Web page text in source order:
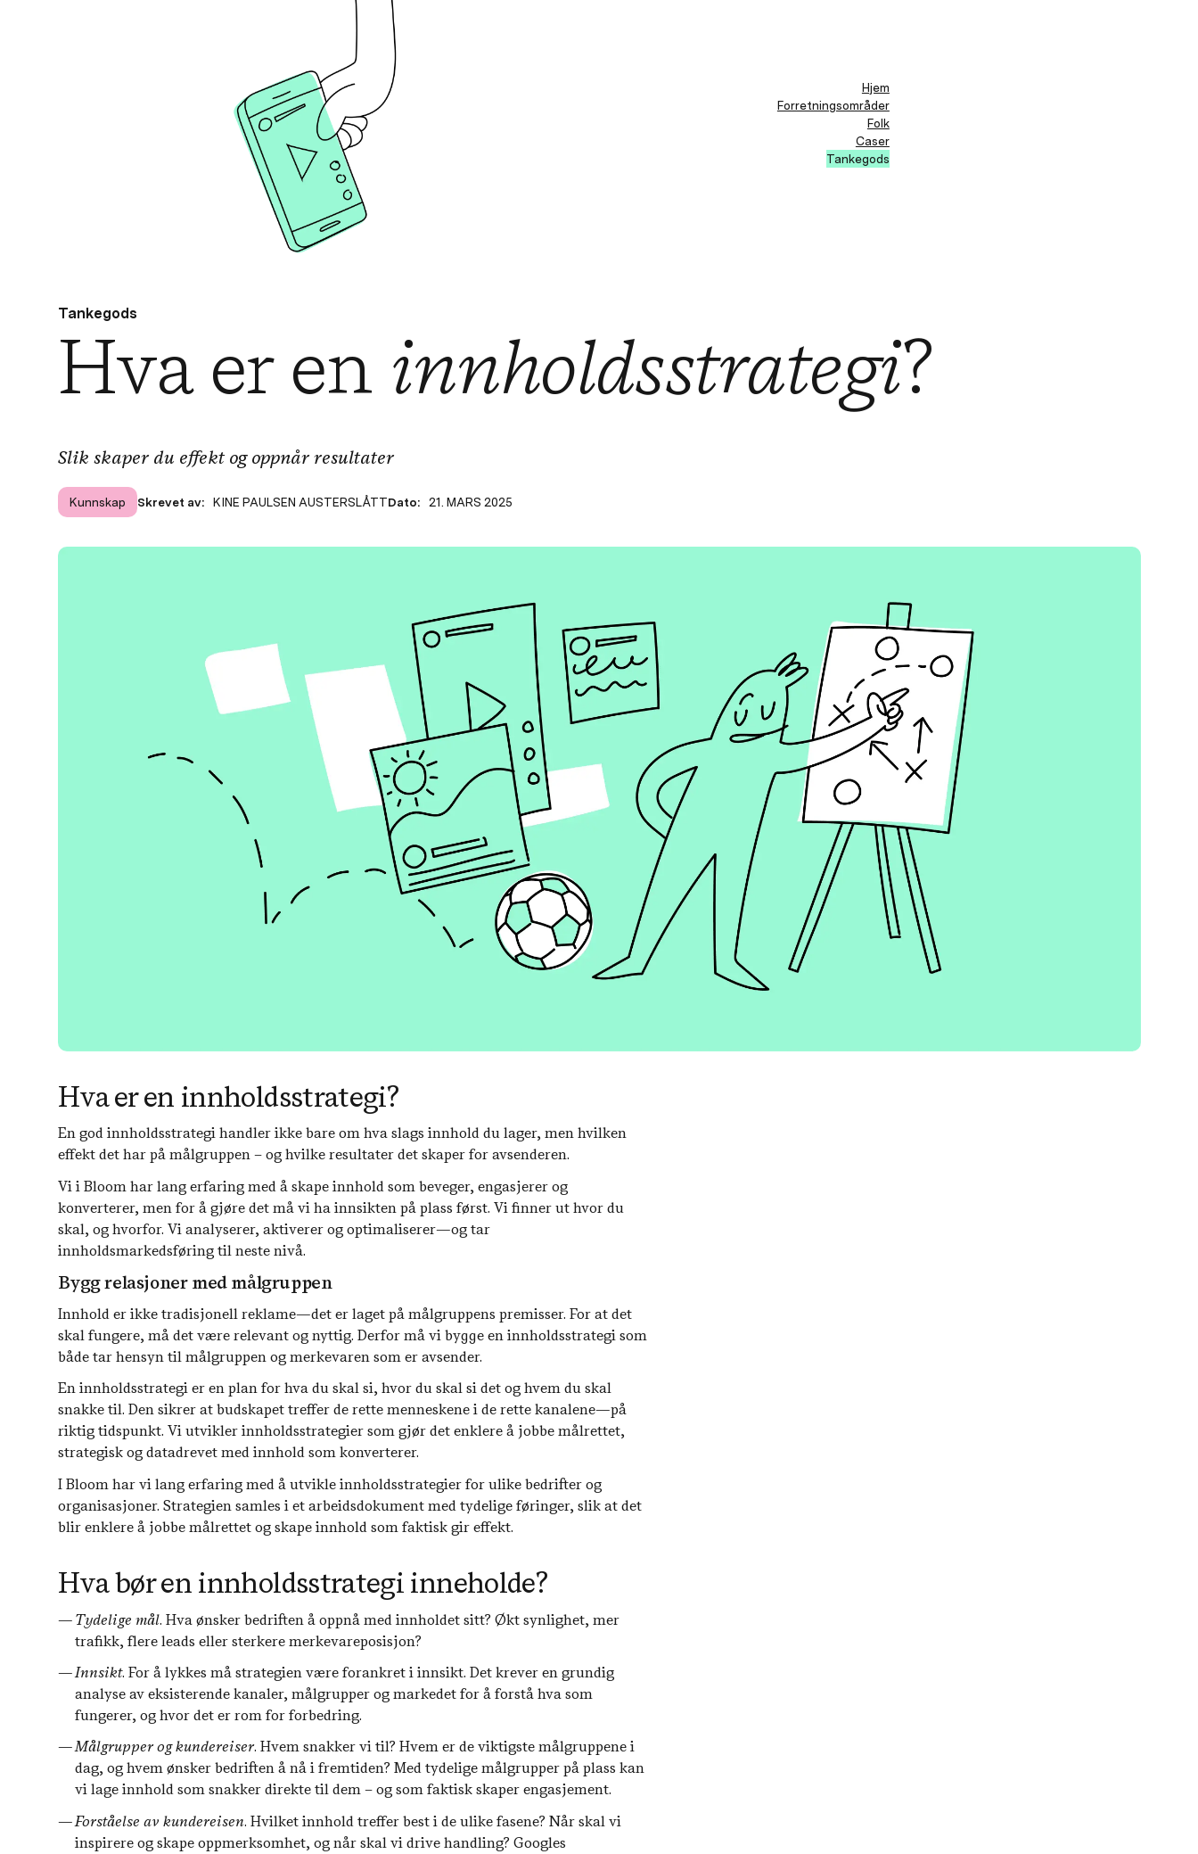
Hjem
Forretningsområder
Folk
Caser
Tankegods
Tankegods
Hva er en innholdsstrategi?
Slik skaper du effekt og oppnår resultater
Kunnskap Skrevet av: KINE PAULSEN AUSTERSLÅTTDato: 21. MARS 2025
Hva er en innholdsstrategi?
En god innholdsstrategi handler ikke bare om hva slags innhold du lager, men hvilken
effekt det har på målgruppen – og hvilke resultater det skaper for avsenderen.
Vi i Bloom har lang erfaring med å skape innhold som beveger, engasjerer og
konverterer, men for å gjøre det må vi ha innsikten på plass først. Vi finner ut hvor du
skal, og hvorfor. Vi analyserer, aktiverer og optimaliserer—og tar
innholdsmarkedsføring til neste nivå.
Bygg relasjoner med målgruppen
Innhold er ikke tradisjonell reklame—det er laget på målgruppens premisser. For at det
skal fungere, må det være relevant og nyttig. Derfor må vi bygge en innholdsstrategi som
både tar hensyn til målgruppen og merkevaren som er avsender.
En innholdsstrategi er en plan for hva du skal si, hvor du skal si det og hvem du skal
snakke til. Den sikrer at budskapet treffer de rette menneskene i de rette kanalene—på
riktig tidspunkt. Vi utvikler innholdsstrategier som gjør det enklere å jobbe målrettet,
strategisk og datadrevet med innhold som konverterer.
I Bloom har vi lang erfaring med å utvikle innholdsstrategier for ulike bedrifter og
organisasjoner. Strategien samles i et arbeidsdokument med tydelige føringer, slik at det
blir enklere å jobbe målrettet og skape innhold som faktisk gir effekt.
Hva bør en innholdsstrategi inneholde?
Tydelige mål. Hva ønsker bedriften å oppnå med innholdet sitt? Økt synlighet, mer
trafikk, flere leads eller sterkere merkevareposisjon?
Innsikt. For å lykkes må strategien være forankret i innsikt. Det krever en grundig
analyse av eksisterende kanaler, målgrupper og markedet for å forstå hva som
fungerer, og hvor det er rom for forbedring.
Målgrupper og kundereiser. Hvem snakker vi til? Hvem er de viktigste målgruppene i
dag, og hvem ønsker bedriften å nå i fremtiden? Med tydelige målgrupper på plass kan
vi lage innhold som snakker direkte til dem – og som faktisk skaper engasjement.
Forståelse av kundereisen. Hvilket innhold treffer best i de ulike fasene? Når skal vi
inspirere og skape oppmerksomhet, og når skal vi drive handling? Googles